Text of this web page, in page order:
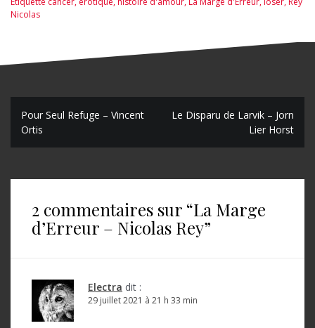
Nicolas
N
a
Pour Seul Refuge – Vincent
Ortis
Le Disparu de Larvik – Jorn
Lier Horst
2 commentaires sur “La Marge
d’Erreur – Nicolas Rey”
Electra dit :
29 juillet 2021 à 21 h 33 min